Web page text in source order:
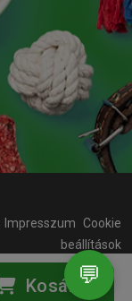
Kosárba
Impresszum
Cookie
beállítások
💬